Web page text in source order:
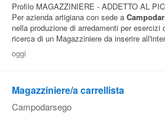
Profilo MAGAZZINIERE - ADDETTO AL
Per azienda artigiana con sede a
nella produzione di arredamenti per
ricerca di un Magazziniere da inserire
oggi
Magazziniere/a carrellista
Campodarsego